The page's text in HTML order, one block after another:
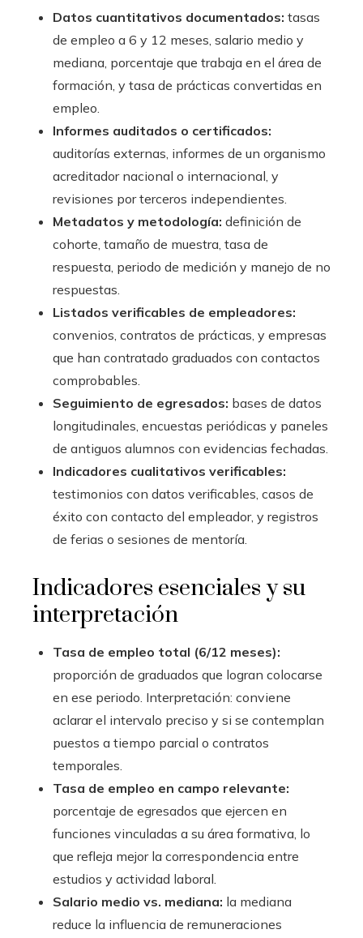
Datos cuantitativos documentados: tasas
de empleo a 6 y 12 meses, salario medio y
mediana, porcentaje que trabaja en el área de
formación, y tasa de prácticas convertidas en
empleo.
Informes auditados o certificados:
auditorías externas, informes de un organismo
acreditador nacional o internacional, y
revisiones por terceros independientes.
Metadatos y metodología: definición de
cohorte, tamaño de muestra, tasa de
respuesta, periodo de medición y manejo de no
respuestas.
Listados verificables de empleadores:
convenios, contratos de prácticas, y empresas
que han contratado graduados con contactos
comprobables.
Seguimiento de egresados: bases de datos
longitudinales, encuestas periódicas y paneles
de antiguos alumnos con evidencias fechadas.
Indicadores cualitativos verificables:
testimonios con datos verificables, casos de
éxito con contacto del empleador, y registros
de ferias o sesiones de mentoría.
Indicadores esenciales y su
interpretación
Tasa de empleo total (6/12 meses):
proporción de graduados que logran colocarse
en ese periodo. Interpretación: conviene
aclarar el intervalo preciso y si se contemplan
puestos a tiempo parcial o contratos
temporales.
Tasa de empleo en campo relevante:
porcentaje de egresados que ejercen en
funciones vinculadas a su área formativa, lo
que refleja mejor la correspondencia entre
estudios y actividad laboral.
Salario medio vs. mediana: la mediana
reduce la influencia de remuneraciones